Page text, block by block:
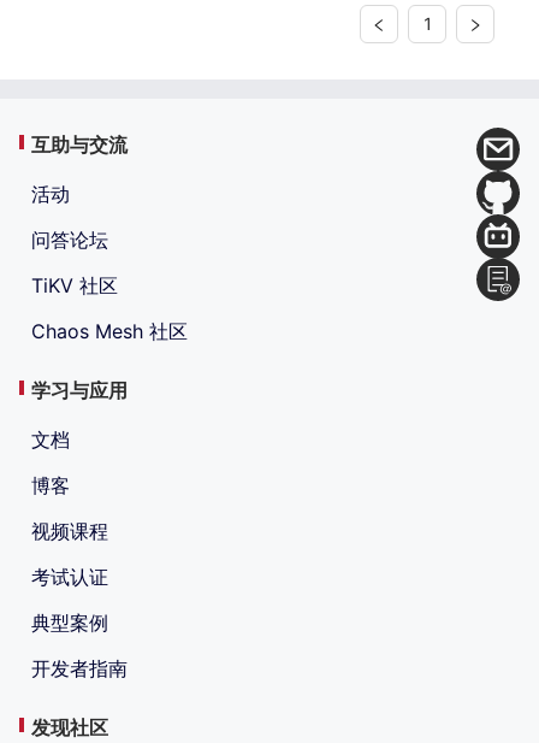
1
互助与交流
活动
问答论坛
TiKV 社区
Chaos Mesh 社区
学习与应用
文档
博客
视频课程
考试认证
典型案例
开发者指南
发现社区